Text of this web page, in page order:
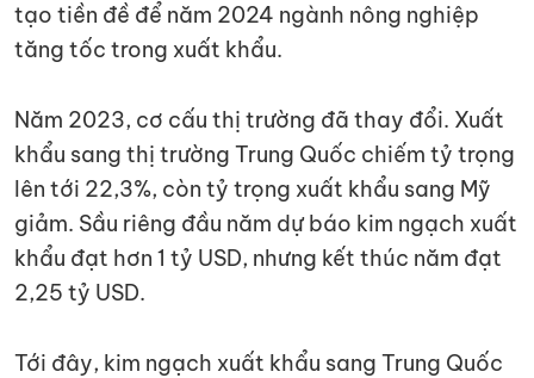
tạo tiền đề để năm 2024 ngành nông nghiệp
tăng tốc trong xuất khẩu.
Năm 2023, cơ cấu thị trường đã thay đổi. Xuất
khẩu sang thị trường Trung Quốc chiếm tỷ trọng
lên tới 22,3%, còn tỷ trọng xuất khẩu sang Mỹ
giảm. Sầu riêng đầu năm dự báo kim ngạch xuất
khẩu đạt hơn 1 tỷ USD, nhưng kết thúc năm đạt
2,25 tỷ USD.
Tới đây, kim ngạch xuất khẩu sang Trung Quốc